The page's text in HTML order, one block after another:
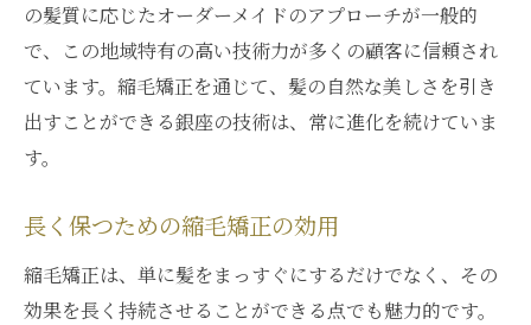
の髪質に応じたオーダーメイドのアプローチが一般的
で、この地域特有の高い技術力が多くの顧客に信頼され
ています。縮毛矯正を通じて、髪の自然な美しさを引き
出すことができる銀座の技術は、常に進化を続けていま
す。
長く保つための縮毛矯正の効用
縮毛矯正は、単に髪をまっすぐにするだけでなく、その
効果を長く持続させることができる点でも魅力的です。